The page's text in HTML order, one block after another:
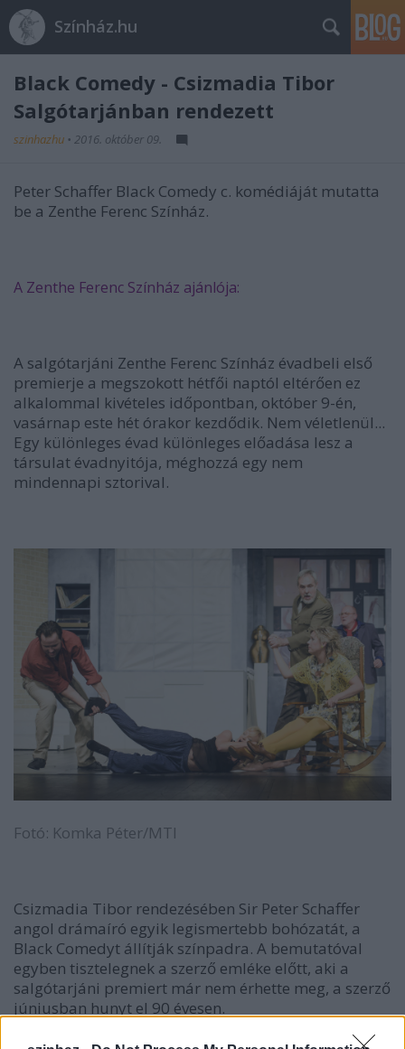
Színház.hu
Black Comedy - Csizmadia Tibor
Salgótarjánban rendezett
szinhazhu • 2016. október 09.
Peter Schaffer Black Comedy c. komédiáját mutatta
be a Zenthe Ferenc Színház.
A Zenthe Ferenc Színház ajánlója:
A salgótarjáni Zenthe Ferenc Színház évadbeli első
premierje a megszokott hétfői naptól eltérően ez
alkalommal kivételes időpontban, október 9-én,
vasárnap este hét órakor kezdődik. Nem véletlenül...
Egy különleges évad különleges előadása lesz a
társulat évadnyitója, méghozzá egy nem
mindennapi sztorival.
Fotó: Komka Péter/MTI
Csizmadia Tibor rendezésében Sir Peter Schaffer
angol drámaíró egyik legismertebb bohózatát, a
Black Comedyt állítják színpadra. A bemutatóval
egyben tisztelegnek a szerző emléke előtt, aki a
salgótarjáni premiert már nem érhette meg, a szerző
júniusban hunyt el 90 évesen.